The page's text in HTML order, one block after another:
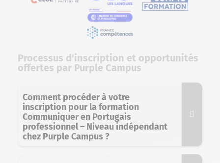
Processus d'inscription et opportunités
offertes par Purple Campus
Comment procéder à votre
inscription pour la formation
Communiquer en Portugais
professionnel – Niveau indépendant
chez Purple Campus ?